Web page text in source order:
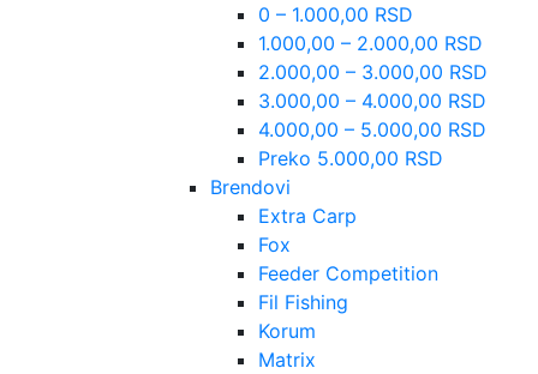
0 – 1.000,00 RSD
1.000,00 – 2.000,00 RSD
2.000,00 – 3.000,00 RSD
3.000,00 – 4.000,00 RSD
4.000,00 – 5.000,00 RSD
Preko 5.000,00 RSD
Brendovi
Extra Carp
Fox
Feeder Competition
Fil Fishing
Korum
Matrix